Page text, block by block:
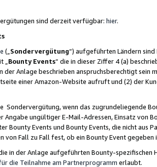
sind derzeit verfügbar: hier.
(„ Sondervergütung“) aufgeführten Ländern
Bounty Events“ die in dieser Ziffer 4 (a)
der Anlage beschrieben anspruchsberechtigt sein
einer Amazon-Website aufruft und (2) der
Sondervergütung, wenn das zugrundeliegende
Angabe ungültiger E-Mail-Adressen, Einsatz von
Bounty Events und Bounty Events, die nicht
von Fall zu Fall fest, ob ein Bounty Event
in der Anlage aufgeführten Bounty-spezifischen
die Teilnahme am Partnerprogramm erlaubt.